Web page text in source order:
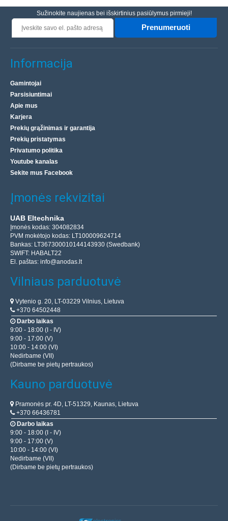
Sužinokite naujienas bei išskirtinius pasiūlymus pirmieji!
Prenumeruoti
Informacija
Gamintojai
Parsisiuntimai
Apie mus
Karjera
Prekių grąžinimas ir garantija
Prekių pristatymas
Privatumo politika
Youtube kanalas
Sekite mus Facebook
Įmonės rekvizitai
UAB Eltechnika
Įmonės kodas: 304082834
PVM mokėtojo kodas: LT100009624714
Bankas: LT367300010144143930 (Swedbank)
SWIFT: HABALT22
El. paštas: info@anodas.lt
Vilniaus parduotuvė
Vytenio g. 20, LT-03229 Vilnius, Lietuva
+370 64502448
Darbo laikas
9:00 - 18:00 (I - IV)
9:00 - 17:00 (V)
10:00 - 14:00 (VI)
Nedirbame (VII)
(Dirbame be pietų pertraukos)
Kauno parduotuvė
Pramonės pr. 4D, LT-51329, Kaunas, Lietuva
+370 66436781
Darbo laikas
9:00 - 18:00 (I - IV)
9:00 - 17:00 (V)
10:00 - 14:00 (VI)
Nedirbame (VII)
(Dirbame be pietų pertraukos)